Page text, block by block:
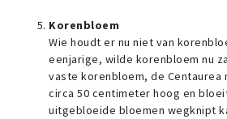
Korenbloem
Wie houdt er nu niet van
eenjarige, wilde korenbloem nu
vaste korenbloem, de Centaurea
circa 50 centimeter hoog en
uitgebloeide bloemen wegknipt